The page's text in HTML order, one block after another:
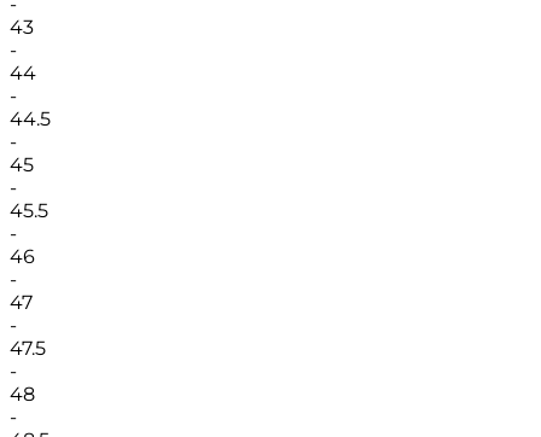
43
-
44
-
44.5
-
45
-
45.5
-
46
-
47
-
47.5
-
48
-